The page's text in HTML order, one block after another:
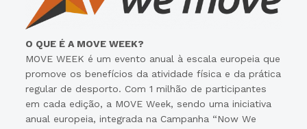
O QUE É A MOVE WEEK?
MOVE WEEK é um evento anual à escala europeia que
promove os benefícios da atividade física e da prática
regular de desporto. Com 1 milhão de participantes
em cada edição, a MOVE Week, sendo uma iniciativa
anual europeia, integrada na Campanha “Now We